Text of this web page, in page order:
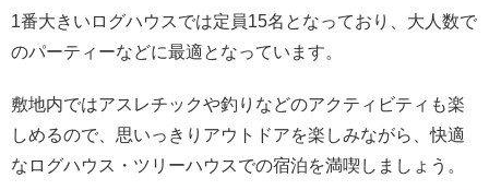
1番大きいログハウスでは定員15名となっており、大人数で
のパーティーなどに最適となっています。
敷地内ではアスレチックや釣りなどのアクティビティも楽
しめるので、思いっきりアウトドアを楽しみながら、快適
なログハウス・ツリーハウスでの宿泊を満喫しましょう。